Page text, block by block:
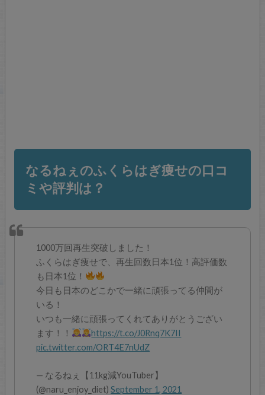
なるねぇのふくらはぎ痩せの口コ
ミや評判は？
1000万回再生突破しました！
ふくらはぎ痩せで、再生回数日本1位！高評価数
も日本1位！
今日も日本のどこかで一緒に頑張ってる仲間が
いる！
いつも一緒に頑張ってくれてありがとうござい
ます！！
https://t.co/J0Rnq7K7II
pic.twitter.com/ORT4E7nUdZ
— なるねぇ【11kg減YouTuber】
(@naru_enjoy_diet)September 1, 2021